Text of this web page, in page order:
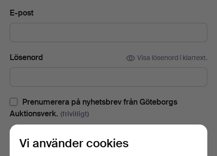
E-post
Lösenord Visa lösenord i klartext.
Prenumerera på nyhetsbrev från Göteborgs
Auktionsverk. (frivilligt)
Med bl.a. auktionskataloger, inbjudningar till evenemang och
nyheter. Om du ångrar dig kan du enkelt avsluta
prenumerationen.
Vi använder cookies